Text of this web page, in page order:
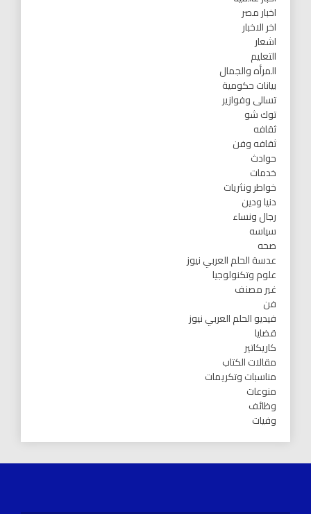
اخبار مصر
اخر الاخبار
اشعار
التعليم
المرأه والجمال
بيانات حكومية
تسالى وفوازير
توك شو
ثقافه
ثقافه وفن
حوادث
خدمات
خواطر ونثريات
دنيا ودين
رجال ونساء
سياسه
صحه
عدسة الحلم العربي نيوز
علوم وتكنولوجيا
غير مصنف
فن
فيديو الحلم العربي نيوز
قضايا
كاريكاتير
مقالات الكتاب
مناسبات وتكريمات
منوعات
وظائف
وفيات